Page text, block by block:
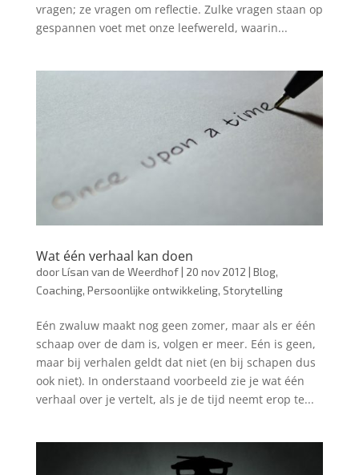
vragen; ze vragen om reflectie. Zulke vragen staan op
gespannen voet met onze leefwereld, waarin...
Wat één verhaal kan doen
doorLísan van de Weerdhof| 20 nov 2012 | Blog,
Coaching, Persoonlijke ontwikkeling, Storytelling
Eén zwaluw maakt nog geen zomer, maar als er één
schaap over de dam is, volgen er meer. Eén is geen,
maar bij verhalen geldt dat niet (en bij schapen dus
ook niet). In onderstaand voorbeeld zie je wat één
verhaal over je vertelt, als je de tijd neemt erop te...